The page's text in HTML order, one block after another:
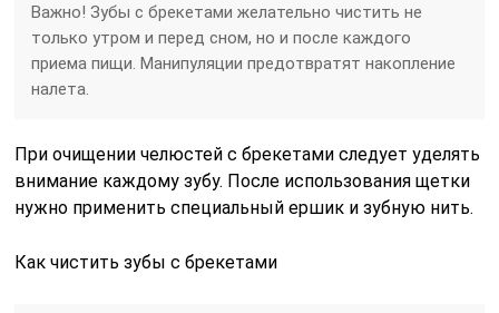
Важно! Зубы с брекетами желательно чистить не
только утром и перед сном, но и после каждого
приема пищи. Манипуляции предотвратят накопление
налета.
При очищении челюстей с брекетами следует уделять
внимание каждому зубу. После использования щетки
нужно применить специальный ершик и зубную нить.
Как чистить зубы с брекетами